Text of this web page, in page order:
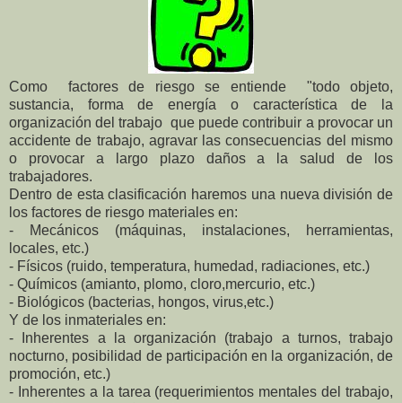
Como factores de riesgo se entiende "todo objeto,
sustancia, forma de energía o característica de la
organización del trabajo que puedecontribuir a provocar un
accidente de trabajo, agravar las consecuencias del mismo
o provocar a largo plazo daños a la salud de los
trabajadores.
Dentro de esta clasificación haremos una nueva división de
los factores de riesgo materiales en:
- Mecánicos (máquinas, instalaciones, herramientas,
locales, etc.)
- Físicos (ruido, temperatura, humedad, radiaciones, etc.)
- Químicos (amianto, plomo, cloro,mercurio, etc.)
- Biológicos (bacterias, hongos, virus,etc.)
Y de los inmateriales en:
- Inherentes a la organización (trabajo a turnos, trabajo
nocturno, posibilidad de participación en la organización, de
promoción, etc.)
- Inherentes a la tarea (requerimientos mentales del trabajo,